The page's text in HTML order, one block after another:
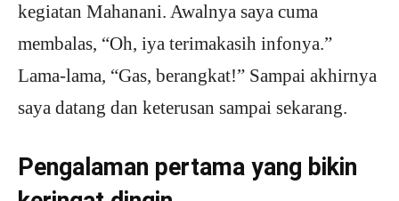
kegiatan Mahanani. Awalnya saya cuma
membalas, “Oh, iya terimakasih infonya.”
Lama-lama, “Gas, berangkat!” Sampai akhirnya
saya datang dan keterusan sampai sekarang.
Pengalaman pertama yang bikin